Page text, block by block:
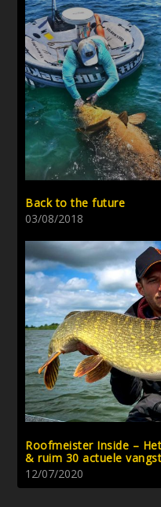
Back to the future
03/08/2018
Roofmeister Inside –
& ruim 30 actuele
12/07/2020